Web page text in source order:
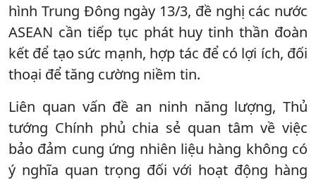
hình Trung Đông ngày 13/3, đề nghị các nước
ASEAN cần tiếp tục phát huy tinh thần đoàn
kết để tạo sức mạnh, hợp tác để có lợi ích, đối
thoại để tăng cường niềm tin.
Liên quan vấn đề an ninh năng lượng, Thủ
tướng Chính phủ chia sẻ quan tâm về việc
bảo đảm cung ứng nhiên liệu hàng không có
ý nghĩa quan trọng đối với hoạt động hàng